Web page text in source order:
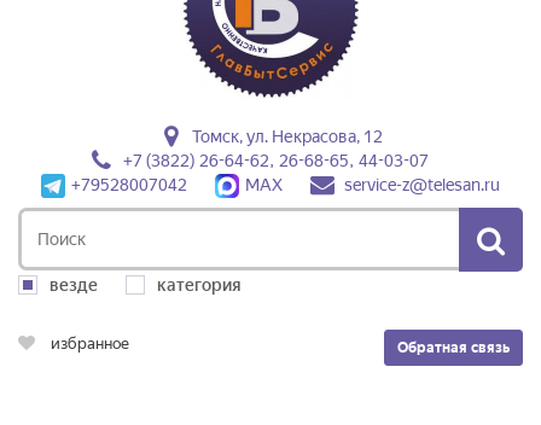
Томск, ул. Некрасова, 12
+7 (3822) 26-64-62, 26-68-65, 44-03-07
+79528007042
MAX service-z@telesan.ru
везде категория
Обратная связь
избранное